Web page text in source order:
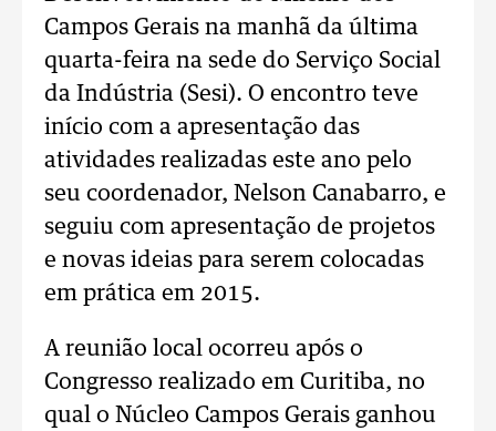
Campos Gerais na manhã da última
quarta-feira na sede do Serviço Social
da Indústria (Sesi). O encontro teve
início com a apresentação das
atividades realizadas este ano pelo
seu coordenador, Nelson Canabarro, e
seguiu com apresentação de projetos
e novas ideias para serem colocadas
em prática em 2015.
A reunião local ocorreu após o
Congresso realizado em Curitiba, no
qual o Núcleo Campos Gerais ganhou